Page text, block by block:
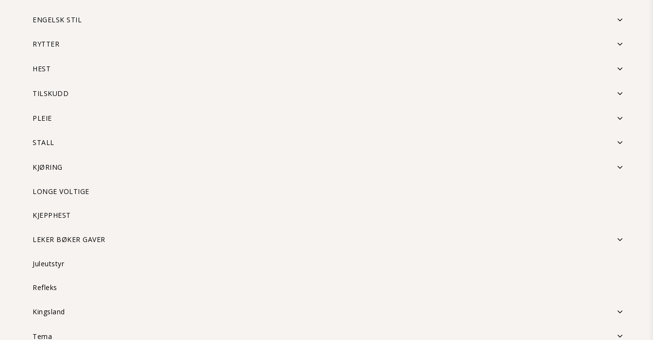
ENGELSK STIL
RYTTER
HEST
TILSKUDD
PLEIE
STALL
KJØRING
LONGE VOLTIGE
KJEPPHEST
LEKER BØKER GAVER
Juleutstyr
Refleks
Kingsland
Tema